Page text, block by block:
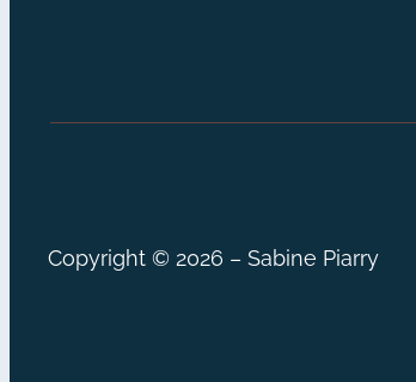
Copyright © 2026 – Sabine Piarry